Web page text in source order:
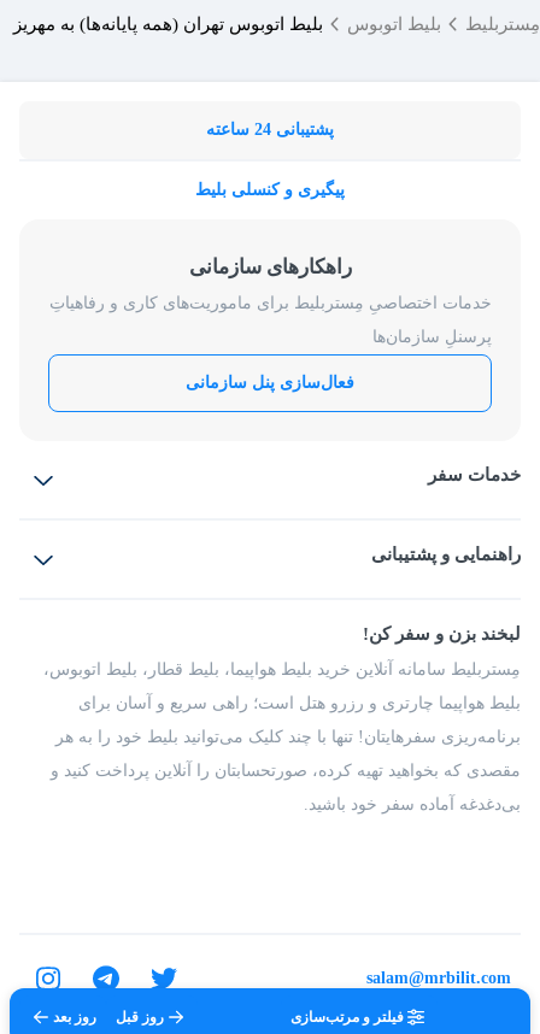
فیلتر و مرتب‌سازی روز قبل روز بعد
مِستربلیط بلیط اتوبوس بلیط اتوبوس تهران (همه پایانه‌ها) به مهریز
پشتیبانی 24 ساعته
پیگیری و کنسلی بلیط
راهکارهای سازمانی
خدمات اختصاصیِ مِستربلیط برای ماموریت‌های کاری و رفاهیاتِ
پرسنلِ سازمان‌ها
فعال‌سازی پنل سازمانی
خدمات سفر
بلیط قطار
راهنمایی و پشتیبانی
شرایط و مقررات
راهکار سازمانی
فرصت‌های شغلی
درباره ما
لبخند بزن و سفر کن!
مِستربلیط سامانه آنلاین خرید بلیط هواپیما، بلیط قطار، بلیط اتوبوس،
بلیط هواپیما چارتری و رزرو هتل است؛ راهی سریع و آسان برای
برنامه‌ریزی سفرهایتان! تنها با چند کلیک می‌توانید بلیط خود را به هر
مقصدی که بخواهید تهیه کرده، صورتحسابتان را آنلاین پرداخت کنید و
بی‌دغدغه آماده سفر خود باشید.
تمامی حقوق برای شرکت عتیق گشت اصفهان محفوظ است.
salam@mrbilit.com